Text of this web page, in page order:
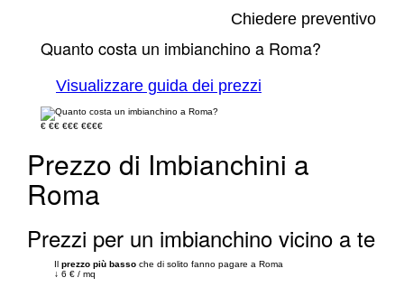
Chiedere preventivo
Quanto costa un imbianchino a Roma?
Visualizzare guida dei prezzi
€ €€ €€€ €€€€
Prezzo di Imbianchini a
Roma
Prezzi per un imbianchino vicino a te
Il prezzo più basso che di solito fanno pagare a Roma
↓ 6 € / mq